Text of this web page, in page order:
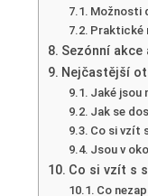
Možnosti
Praktické
Sezónní
Nejčastější
Jaké jsou
Jak se
Co si vzít
Jsou v
Co si vzít s
Co